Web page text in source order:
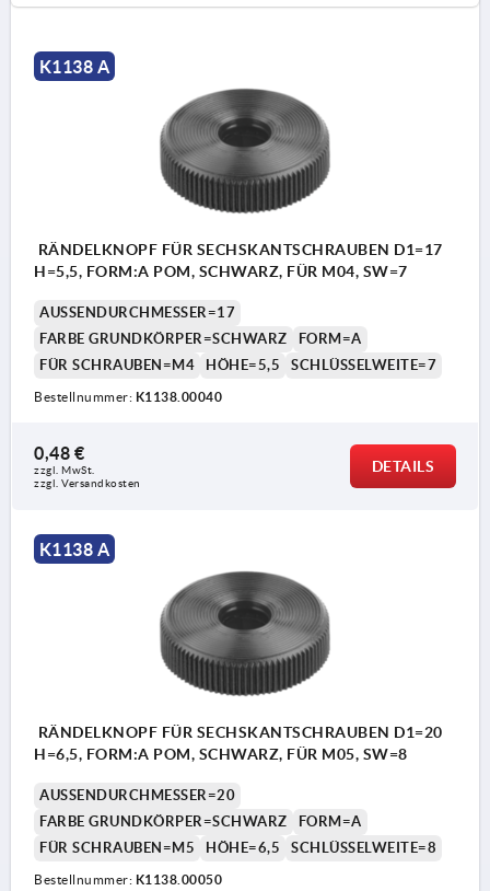
K1138 A
RÄNDELKNOPF FÜR SECHSKANTSCHRAUBEN D1=17
H=5,5, FORM:A POM, SCHWARZ, FÜR M04, SW=7
AUSSENDURCHMESSER=17
FARBE GRUNDKÖRPER=SCHWARZ
FORM=A
FÜR SCHRAUBEN=M4
HÖHE=5,5 SCHLÜSSELWEITE=7
Bestellnummer: K1138.00040
0,48 €
zzgl. MwSt.
zzgl. Versandkosten
DETAILS
K1138 A
RÄNDELKNOPF FÜR SECHSKANTSCHRAUBEN D1=20
H=6,5, FORM:A POM, SCHWARZ, FÜR M05, SW=8
AUSSENDURCHMESSER=20
FARBE GRUNDKÖRPER=SCHWARZ
FORM=A
FÜR SCHRAUBEN=M5
HÖHE=6,5 SCHLÜSSELWEITE=8
Bestellnummer: K1138.00050